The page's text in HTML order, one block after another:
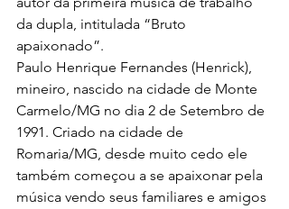
da dupla, intitulada “Bruto
apaixonado”.
Paulo Henrique Fernandes (Henrick),
mineiro, nascido na cidade de Monte
Carmelo/MG no dia 2 de Setembro de
1991. Criado na cidade de
Romaria/MG, desde muito cedo ele
também começou a se apaixonar pela
música vendo seus familiares e amigos